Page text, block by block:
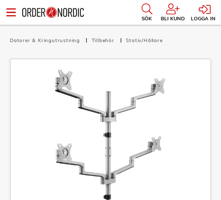
SÖK BLI KUND LOGGA IN
Datorer & Kringutrustning Tillbehör Stativ/Hållare